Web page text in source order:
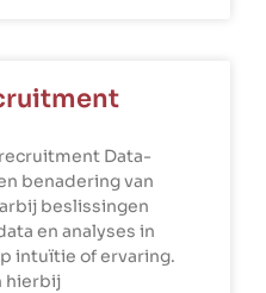
Data-
benadering van
beslissingen
en analyses in
intuïtie of ervaring.
hierbij